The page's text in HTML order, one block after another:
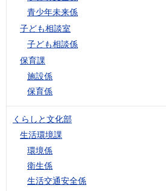
青少年未来係
子ども相談室
子ども相談係
保育課
施設係
保育係
くらしと文化部
生活環境課
環境係
衛生係
生活交通安全係